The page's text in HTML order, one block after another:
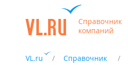
Справочник
компаний
VL.ru Справочник